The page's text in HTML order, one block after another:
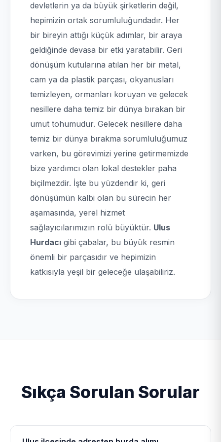
devletlerin ya da büyük şirketlerin değil,
hepimizin ortak sorumluluğundadır. Her
bir bireyin attığı küçük adımlar, bir araya
geldiğinde devasa bir etki yaratabilir. Geri
dönüşüm kutularına atılan her bir metal,
cam ya da plastik parçası, okyanusları
temizleyen, ormanları koruyan ve gelecek
nesillere daha temiz bir dünya bırakan bir
umut tohumudur. Gelecek nesillere daha
temiz bir dünya bırakma sorumluluğumuz
varken, bu görevimizi yerine getirmemizde
bize yardımcı olan lokal destekler paha
biçilmezdir. İşte bu yüzdendir ki, geri
dönüşümün kalbi olan bu sürecin her
aşamasında, yerel hizmet
sağlayıcılarımızın rolü büyüktür. Ulus
Hurdacı gibi çabalar, bu büyük resmin
önemli bir parçasıdır ve hepimizin
katkısıyla yeşil bir geleceğe ulaşabiliriz.
Sıkça Sorulan Sorular